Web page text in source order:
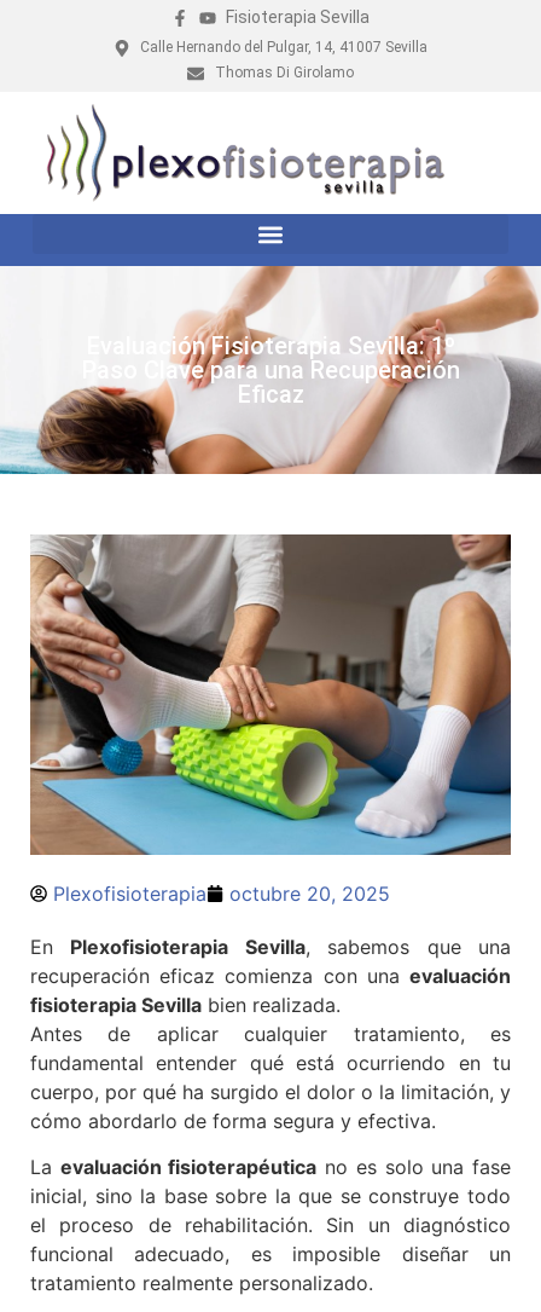
Fisioterapia Sevilla
Calle Hernando del Pulgar, 14, 41007 Sevilla
Thomas Di Girolamo
Evaluación Fisioterapia Sevilla: 1º
Paso Clave para una Recuperación
Eficaz
Plexofisioterapia octubre 20, 2025
En Plexofisioterapia Sevilla, sabemos que una
recuperación eficaz comienza con una evaluación
fisioterapia Sevilla bien realizada.
Antes de aplicar cualquier tratamiento, es
fundamental entender qué está ocurriendo en tu
cuerpo, por qué ha surgido el dolor o la limitación, y
cómo abordarlo de forma segura y efectiva.
La evaluación fisioterapéutica no es solo una fase
inicial, sino la base sobre la que se construye todo
el proceso de rehabilitación. Sin un diagnóstico
funcional adecuado, es imposible diseñar un
tratamiento realmente personalizado.